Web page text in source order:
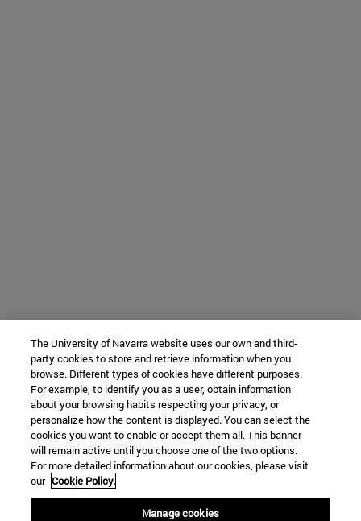
The University of Navarra website uses our own and third-
party cookies to store and retrieve information when you
browse. Different types of cookies have different purposes.
For example, to identify you as a user, obtain information
about your browsing habits respecting your privacy, or
personalize how the content is displayed. You can select the
cookies you want to enable or accept them all. This banner
will remain active until you choose one of the two options.
For more detailed information about our cookies, please visit
our Cookie Policy.
Manage cookies